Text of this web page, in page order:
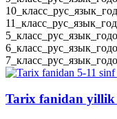
Tarix fanidan yillik